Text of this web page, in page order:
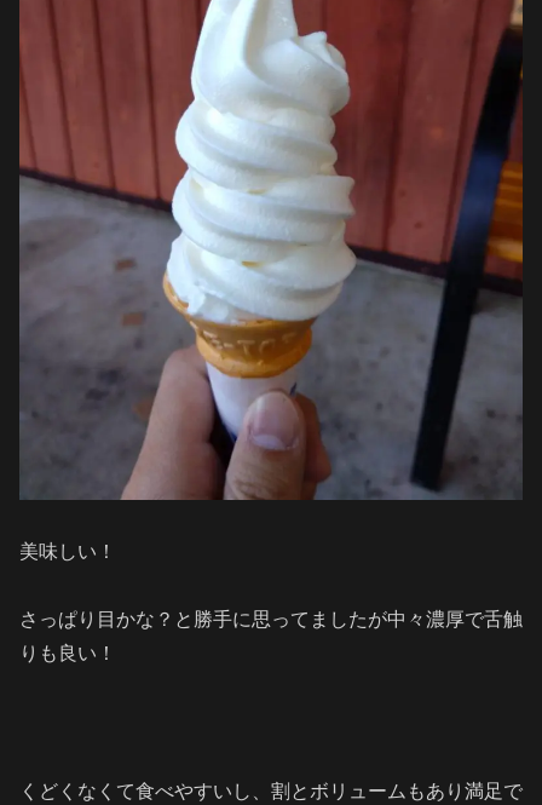
美味しい！
さっぱり目かな？と勝手に思ってましたが中々濃厚で舌触
りも良い！
くどくなくて食べやすいし、割とボリュームもあり満足で